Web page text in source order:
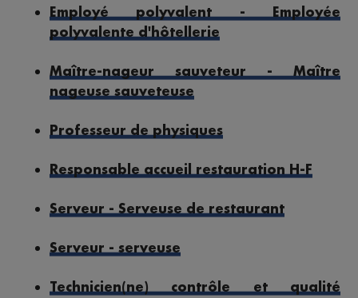
Employé polyvalent - Employée
polyvalente d'hôtellerie
Maître-nageur sauveteur - Maître
nageuse sauveteuse
Professeur de physiques
Responsable accueil restauration H-F
Serveur - Serveuse de restaurant
Serveur - serveuse
Technicien(ne) contrôle et qualité